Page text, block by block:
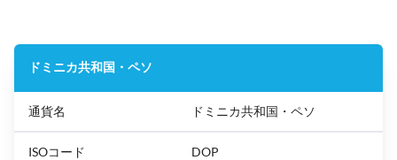
ドミニカ共和国・ペソ
通貨名 ドミニカ共和国・ペソ
ISOコード DOP